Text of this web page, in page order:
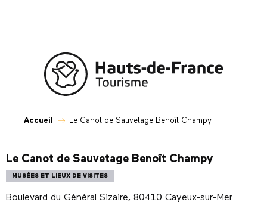
Accueil Le Canot de Sauvetage Benoît Champy
Le Canot de Sauvetage Benoît Champy
MUSÉES ET LIEUX DE VISITES
Boulevard du Général Sizaire, 80410 Cayeux-sur-Mer